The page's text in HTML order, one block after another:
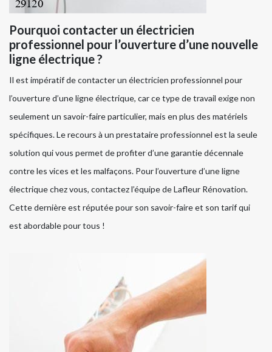
Pourquoi contacter un électricien
professionnel pour l’ouverture d’une nouvelle
ligne électrique ?
Il est impératif de contacter un électricien professionnel pour
l’ouverture d’une ligne électrique, car ce type de travail exige non
seulement un savoir-faire particulier, mais en plus des matériels
spécifiques. Le recours à un prestataire professionnel est la seule
solution qui vous permet de profiter d’une garantie décennale
contre les vices et les malfaçons. Pour l’ouverture d’une ligne
électrique chez vous, contactez l’équipe de Lafleur Rénovation.
Cette dernière est réputée pour son savoir-faire et son tarif qui
est abordable pour tous !